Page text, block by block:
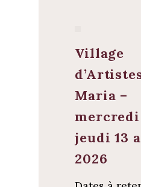
Village
Maria –
mercredi
jeudi 13
2026